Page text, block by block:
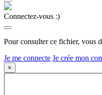
Connectez-vous :)
Pour consulter ce fichier, vous
Je me connecte Je crée mon
×